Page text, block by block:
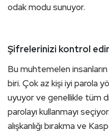
odak modu sunuyor.
Şifrelerinizi kontrol
Bu muhtemelen
biri. Çok az kişi iyi parola
uyuyor ve genellikle tüm
parolayı kullanmayı
alışkanlığı bırakma ve